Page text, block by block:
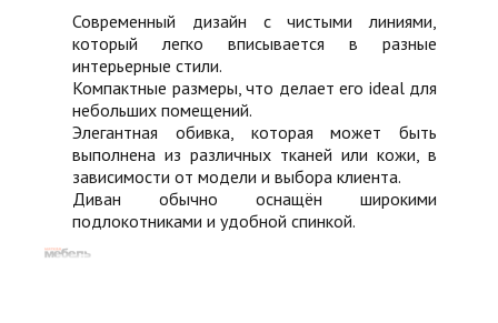
Современный дизайн с чистыми линиями,
который легко вписывается в разные
интерьерные стили.
Компактные размеры, что делает его ideal для
небольших помещений.
Элегантная обивка, которая может быть
выполнена из различных тканей или кожи, в
зависимости от модели и выбора клиента.
Диван обычно оснащён широкими
подлокотниками и удобной спинкой.